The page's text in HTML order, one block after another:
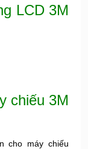
LCD 3M
chiếu 3M
cho máy chiếu